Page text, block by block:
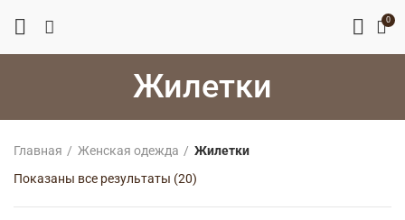
0
Жилетки
Главная Женская одежда
Жилетки
Показаны все результаты (20)